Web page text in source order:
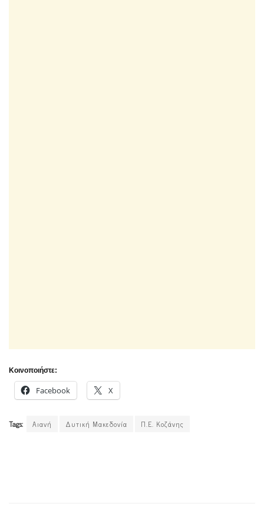
Κοινοποιήστε:
Facebook X
Tags: Αιανή Δυτική Μακεδονία Π.Ε. Κοζάνης